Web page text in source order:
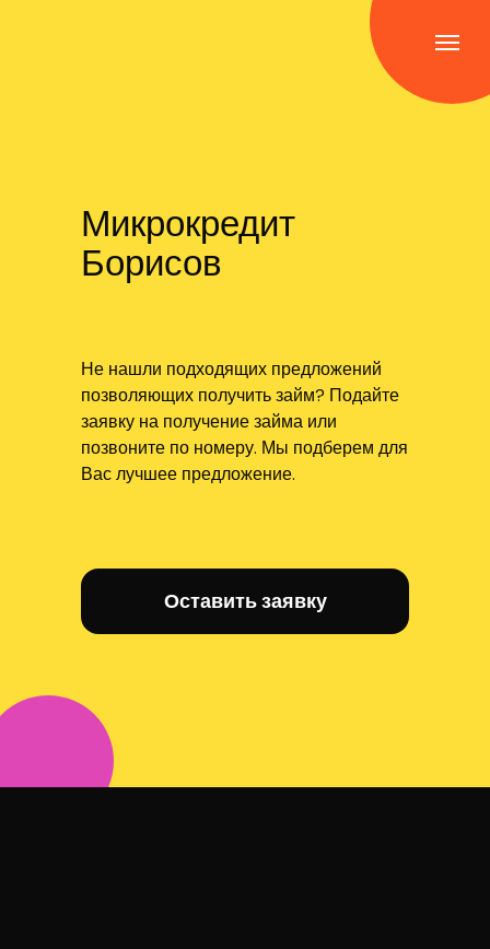
Оставить заявку
Микрокредит
Борисов
Не нашли подходящих предложений
позволяющих получить займ? Подайте
заявку на получение займа или
позвоните по номеру. Мы подберем для
Вас лучшее предложение.